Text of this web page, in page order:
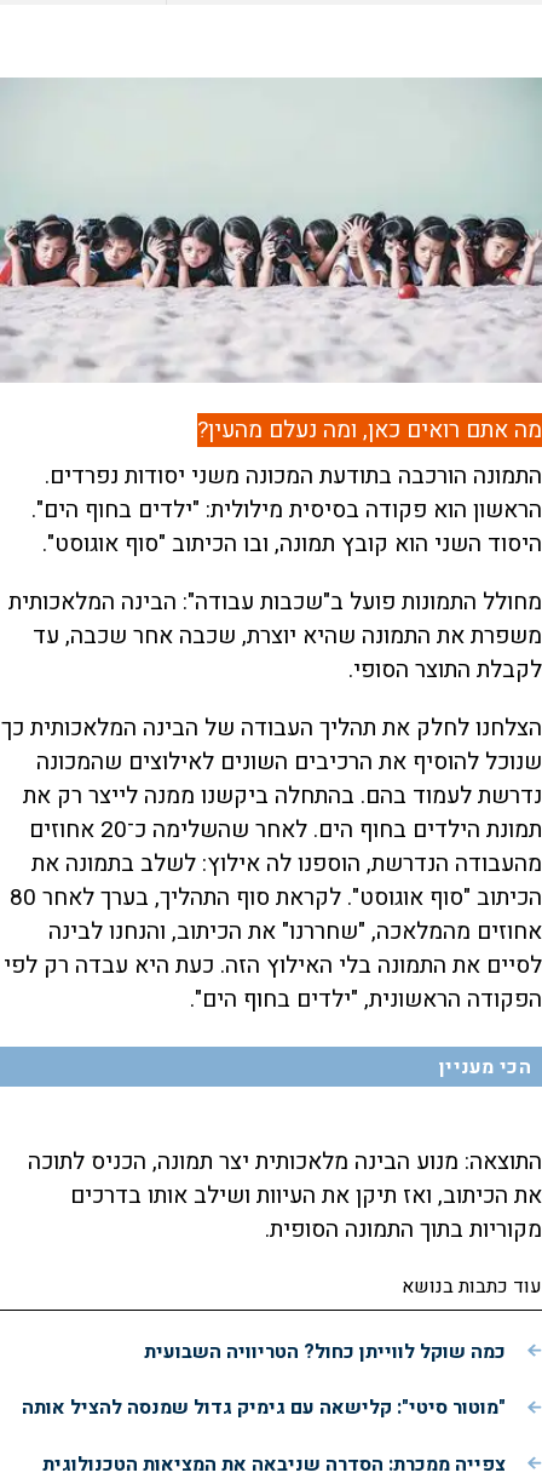
מה אתם רואים כאן, ומה נעלם מהעין?
התמונה הורכבה בתודעת המכונה משני יסודות נפרדים.
הראשון הוא פקודה בסיסית מילולית: "ילדים בחוף הים".
היסוד השני הוא קובץ תמונה, ובו הכיתוב "סוף אוגוסט".
מחולל התמונות פועל ב"שכבות עבודה": הבינה המלאכותית
משפרת את התמונה שהיא יוצרת, שכבה אחר שכבה, עד
לקבלת התוצר הסופי.
הצלחנו לחלק את תהליך העבודה של הבינה המלאכותית כך
שנוכל להוסיף את הרכיבים השונים לאילוצים שהמכונה
נדרשת לעמוד בהם. בהתחלה ביקשנו ממנה לייצר רק את
תמונת הילדים בחוף הים. לאחר שהשלימה כ־20 אחוזים
מהעבודה הנדרשת, הוספנו לה אילוץ: לשלב בתמונה את
הכיתוב "סוף אוגוסט". לקראת סוף התהליך, בערך לאחר 80
אחוזים מהמלאכה, "שחררנו" את הכיתוב, והנחנו לבינה
לסיים את התמונה בלי האילוץ הזה. כעת היא עבדה רק לפי
הפקודה הראשונית, "ילדים בחוף הים".
הכי מעניין
התוצאה: מנוע הבינה מלאכותית יצר תמונה, הכניס לתוכה
את הכיתוב, ואז תיקן את העיוות ושילב אותו בדרכים
מקוריות בתוך התמונה הסופית.
עוד כתבות בנושא
כמה שוקל לווייתן כחול? הטריוויה השבועית
"מוטור סיטי": קלישאה עם גימיק גדול שמנסה להציל אותה
צפייה ממכרת: הסדרה שניבאה את המציאות הטכנולוגית